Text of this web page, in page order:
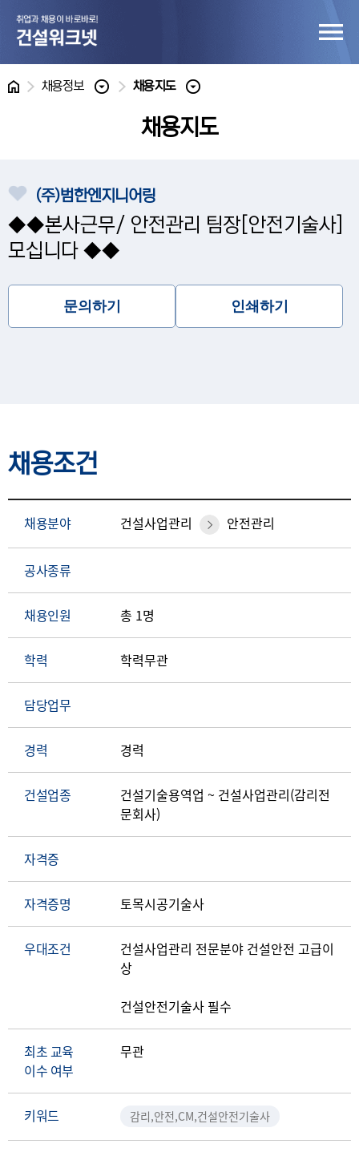
홈 채용정보 채용지도
채용지도
(주)범한엔지니어링
◆◆본사근무/ 안전관리 팀장[안전기술사]
모십니다 ◆◆
문의하기 인쇄하기
채용조건
채용분야 건설사업관리 안전관리
공사종류
채용인원 총 1명
학력 학력무관
담당업무
경력 경력
건설업종
건설기술용역업 ~ 건설사업관리(감리전
문회사)
자격증
자격증명 토목시공기술사
우대조건
건설사업관리 전문분야 건설안전 고급이
상
건설안전기술사 필수
최초 교육
이수 여부
무관
키워드 감리,안전,CM,건설안전기술사